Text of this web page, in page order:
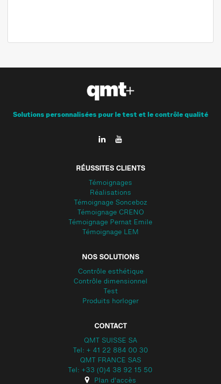
Solutions personnalisées pour le test et le contrôle qualité
RÉUSSITES CLIENTS
Témoignages
Réalisations
Témoignage Sonceboz
Témoignage CRENO
Témoignage Pernat Emile
Témoignage LEM
NOS SOLUTIONS
Contrôle esthétique
Contrôle dimensionnel
Test
Produits horloger
CONTACT
QMT SUISSE SA
Tel: + 41 22 884 00 30
QMT FRANCE SAS
Tel: +33 (0)4 38 92 15 50
Plan d'accès